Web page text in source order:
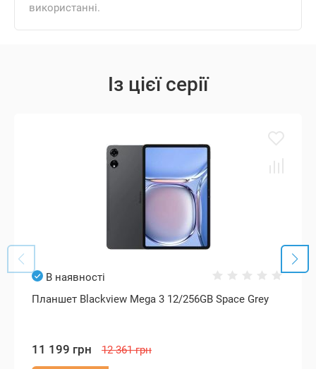
використанні.
Із цієї серії
В наявності
Планшет Blackview Mega 3 12/256GB Space Grey
11 199 грн 12 361 грн